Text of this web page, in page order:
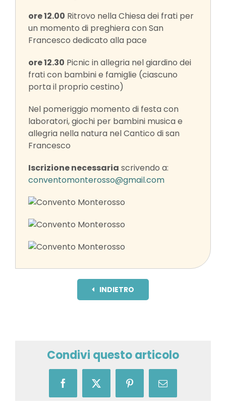
ore 12.00 Ritrovo nella Chiesa dei frati per
un momento di preghiera con San
Francesco dedicato alla pace
ore 12.30 Picnic in allegria nel giardino dei
frati con bambini e famiglie (ciascuno
porta il proprio cestino)
Nel pomeriggio momento di festa con
laboratori, giochi per bambini musica e
allegria nella natura nel Cantico di san
Francesco
Iscrizione necessaria scrivendo a:
conventomonterosso@gmail.com
INDIETRO
Condivi questo articolo
FacebookX PinterestEmail